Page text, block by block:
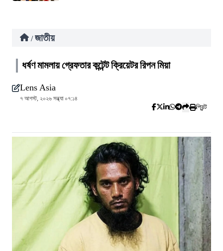
/ জাতীয়
ধর্ষণ মামলায় গ্রেফতার কন্টেন্ট ক্রিয়েটর রিপন মিয়া
Lens Asia
৭ আগস্ট, ২০২৬ সন্ধ্যা ০৭:১৪
প্রিন্ট